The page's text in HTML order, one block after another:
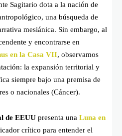
Sagitario dota a la nación de
una búsqueda de
mesiánica. Sin embargo, al
y encontrarse en
en la Casa VII, observamos
la expansión territorial y
siempre bajo una premisa de
o nacionales (Cáncer).
de EEUU presenta una Luna en
crítico para entender el